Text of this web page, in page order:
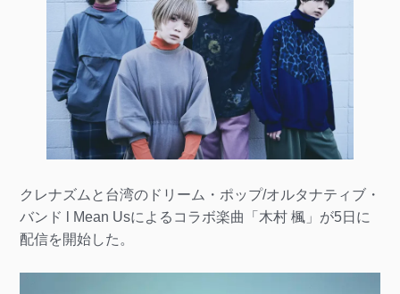
クレナズムと台湾のドリーム・ポップ/オルタナティブ・
バンド l Mean Usによるコラボ楽曲「木村 楓」が5日に
配信を開始した。